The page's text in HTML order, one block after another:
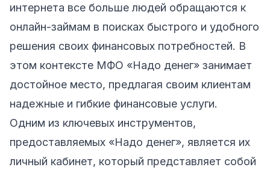
интернета все больше людей обращаются к
онлайн-займам в поисках быстрого и удобного
решения своих финансовых потребностей. В
этом контексте МФО «Надо денег» занимает
достойное место, предлагая своим клиентам
надежные и гибкие финансовые услуги.
Одним из ключевых инструментов,
предоставляемых «Надо денег», является их
личный кабинет, который представляет собой